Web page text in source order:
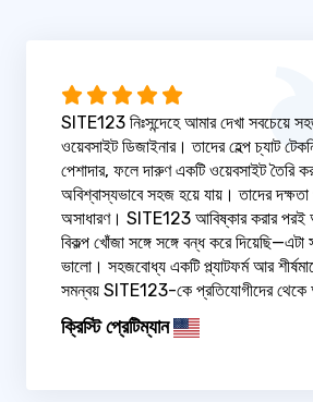
SITE123 নিঃসন্দেহে আমার দেখা সবচেয়ে
ওয়েবসাইট ডিজাইনার। তাদের হেল্প চ্যাট
পেশাদার, ফলে দারুণ একটি ওয়েবসাইট তৈরি
অবিশ্বাস্যভাবে সহজ হয়ে যায়। তাদের
অসাধারণ। SITE123 আবিষ্কার করার
বিকল্প খোঁজা সঙ্গে সঙ্গে বন্ধ করে
ভালো। সহজবোধ্য একটি প্ল্যাটফর্ম আর
সমন্বয় SITE123-কে প্রতিযোগীদের থেকে
ক্রিস্টি প্রেটিম্যান